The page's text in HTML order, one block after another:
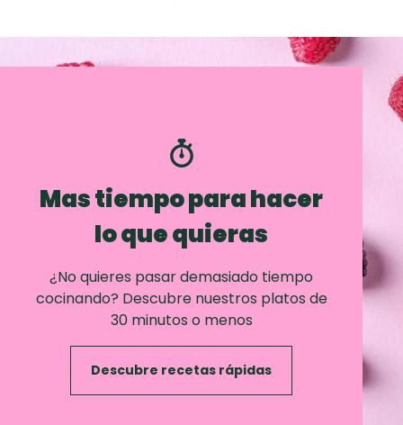
Mas tiempo para hacer
lo que quieras
¿No quieres pasar demasiado tiempo
cocinando? Descubre nuestros platos de
30 minutos o menos
Descubre recetas rápidas